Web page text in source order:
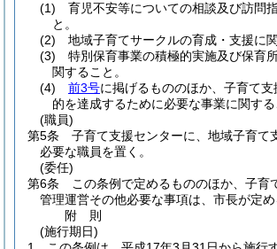
(1)
育児不安等についての相談及び訪問
と。
(2)
地域子育てサークルの育成・支援に関
(3)
特別保育事業の積極的実施及び保育
関すること。
(4)
前3号に掲げるもののほか、子育て支
的を達成するために必要な事業に関する
(職員)
第5条
子育て支援センターに、地域子育て
必要な職員を置く。
(委任)
第6条
この条例で定めるもののほか、子育
管理運営その他必要な事項は、市長が定め
附 則
(施行期日)